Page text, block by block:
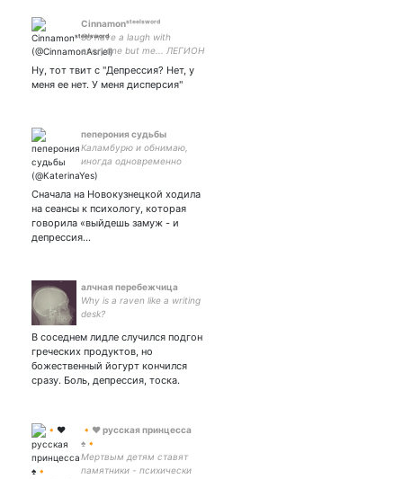
Cinnamonˢᵗᵉᵉˡˢʷᵒʳᵈ
So have a laugh with
everyone but me... ЛЕГИОН
анонимными
обнимашками: ||пишу стихи
Ну, тот твит с "Депрессия? Нет, у
меня ее нет. У меня дисперсия"
пеперония судьбы
Каламбурю и обнимаю,
иногда одновременно
Сначала на Новокузнецкой ходила
на сеансы к психологу, которая
говорила «выйдешь замуж - и
депрессия…
алчная перебежчица
Why is a raven like a writing
desk?
В соседнем лидле случился подгон
греческих продуктов, но
божественный йогурт кончился
сразу. Боль, депрессия, тоска.
🔸♥ русская принцесса
♠🔸
Мертвым детям ставят
памятники - психически